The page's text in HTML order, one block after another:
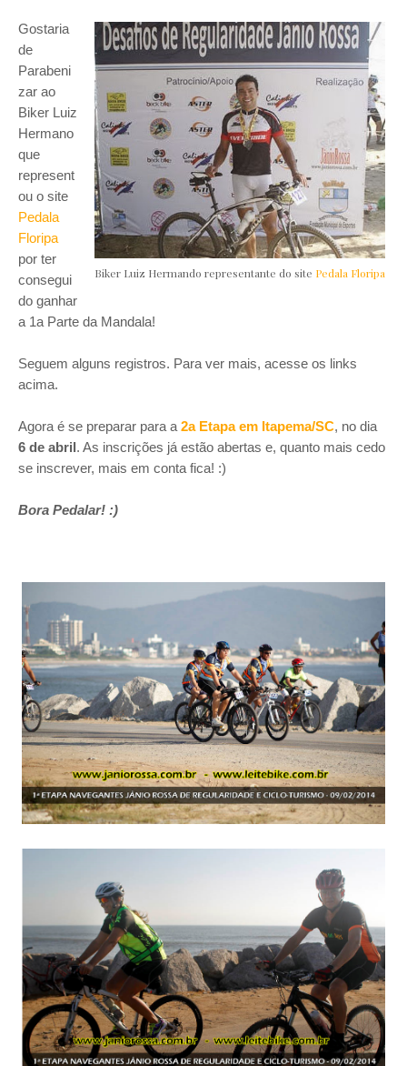
Biker Luiz Hermando representante do site Pedala Floripa
Gostaria
de
Parabeni
zar ao
Biker Luiz
Hermano
que
represent
ou o site
Pedala
Floripa
por ter
consegui
do ganhar
a 1a Parte da Mandala!
Seguem alguns registros. Para ver mais, acesse os links
acima.
Agora é se preparar para a 2a Etapa em Itapema/SC, no dia
6 de abril. As inscrições já estão abertas e, quanto mais cedo
se inscrever, mais em conta fica! :)
Bora Pedalar! :)